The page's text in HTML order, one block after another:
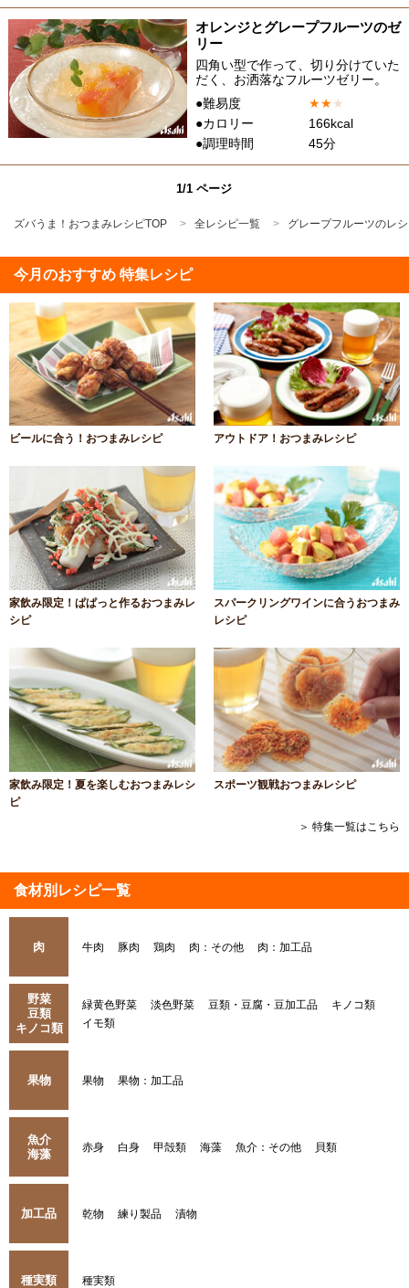
オレンジとグレープフルーツのゼ
リー
四角い型で作って、切り分けていた
だく、お洒落なフルーツゼリー。
●難易度
★★★
●カロリー
166kcal
●調理時間
45分
1/1 ページ
ズバうま！おつまみレシピTOP 全レシピ一覧 グレープフルーツのレ
今月のおすすめ 特集レシピ
ビールに合う！おつまみレシピ アウトドア！おつまみレシピ
家飲み限定！ぱぱっと作るおつまみレ
シピ
スパークリングワインに合うおつまみ
レシピ
家飲み限定！夏を楽しむおつまみレシ
ピ
スポーツ観戦おつまみレシピ
＞ 特集一覧はこちら
食材別レシピ一覧
肉 牛肉 豚肉 鶏肉 肉：その他 肉：加工品
野菜
豆類
キノコ類
緑黄色野菜 淡色野菜 豆類・豆腐・豆加工品
キノコ類
イモ類
果物 果物 果物：加工品
魚介
海藻
赤身 白身 甲殻類 海藻 魚介：その他 貝類
加工品 乾物 練り製品 漬物
種実類 種実類